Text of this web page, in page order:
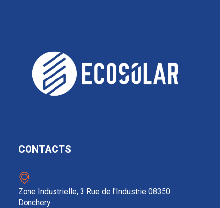
CONTACTS
Zone Industrielle, 3 Rue de l'Industrie 08350
Donchery